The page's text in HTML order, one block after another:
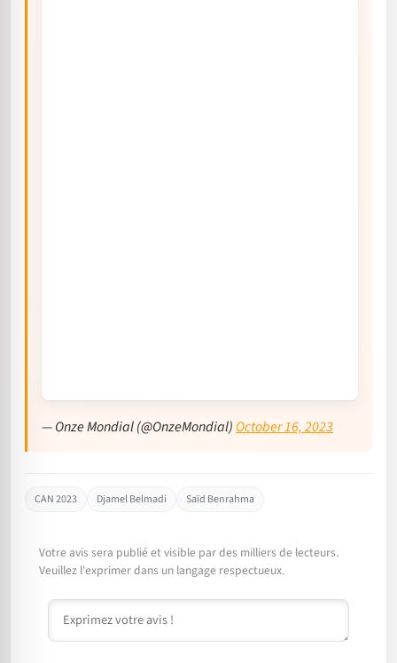
— Onze Mondial (@OnzeMondial) October 16, 2023
CAN 2023 Djamel Belmadi Saïd Benrahma
Votre avis sera publié et visible par des milliers de lecteurs.
Veuillez l'exprimer dans un langage respectueux.
Commentaire